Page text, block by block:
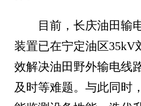
目前，长庆油田输电
装置已在宁定油区35kV
效解决油田野外输电线
及时等难题。与此同时